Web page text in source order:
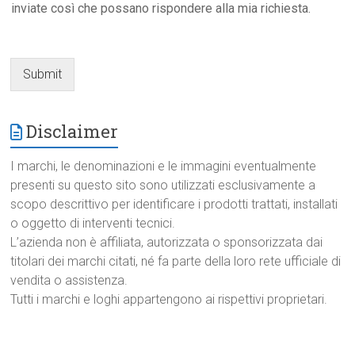
inviate così che possano rispondere alla mia richiesta.
Submit
Disclaimer
I marchi, le denominazioni e le immagini eventualmente
presenti su questo sito sono utilizzati esclusivamente a
scopo descrittivo per identificare i prodotti trattati, installati
o oggetto di interventi tecnici.
L’azienda non è affiliata, autorizzata o sponsorizzata dai
titolari dei marchi citati, né fa parte della loro rete ufficiale di
vendita o assistenza.
Tutti i marchi e loghi appartengono ai rispettivi proprietari.